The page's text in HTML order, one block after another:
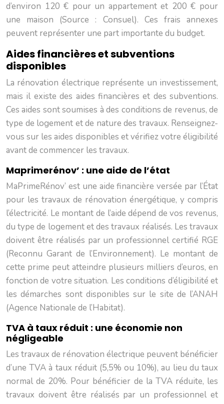
d’environ 120 € pour un appartement et 200 € pour
une maison (Source : Consuel). Ces frais annexes
peuvent représenter une part importante du budget.
Aides financières et subventions
disponibles
La rénovation électrique représente un investissement,
mais il existe des aides financières et des subventions.
Ces aides sont soumises à des conditions de revenus, de
type de logement et de nature des travaux. Renseignez-
vous sur les aides disponibles et vérifiez votre éligibilité
avant de commencer les travaux.
Maprimerénov’ : une aide de l’état
MaPrimeRénov’ est une aide financière versée par l’État
pour les travaux de rénovation énergétique, y compris
l’électricité. Le montant de l’aide dépend de vos revenus,
du type de logement et des travaux réalisés. Les travaux
doivent être réalisés par un professionnel certifié RGE
(Reconnu Garant de l’Environnement). Le montant de
cette prime peut atteindre plusieurs milliers d’euros, en
fonction de votre situation. Les conditions d’éligibilité et
les démarches sont disponibles sur le site de l’ANAH
(Agence Nationale de l’Habitat).
TVA à taux réduit : une économie non
négligeable
Les travaux de rénovation électrique peuvent bénéficier
d’une TVA à taux réduit (5,5% ou 10%), au lieu du taux
normal de 20%. Pour bénéficier de la TVA réduite, les
travaux doivent être réalisés par un professionnel et